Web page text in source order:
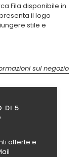
DI 5
offerte e
Fila disponibile in
il logo
stile e
sul negozio
ARTICOLI?